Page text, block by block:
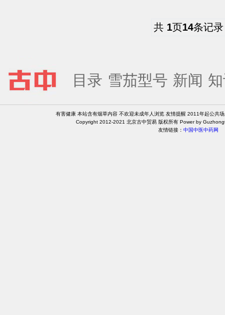
共 1页14条记录
目录 雪茄型号 新闻
有害健康 本站含有烟草内容 不欢迎未成年人浏览 友情提醒 2011年起公共
Copyright 2012-2021 北京古中贸易 版权所有 Power by
友情链接： 中国中医中药网